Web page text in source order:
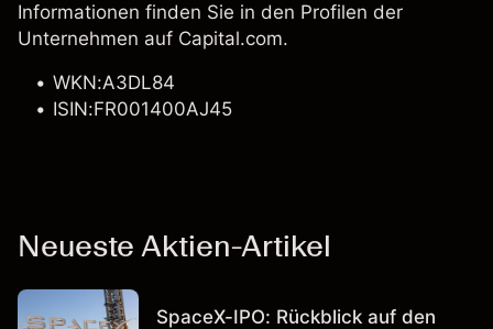
Informationen finden Sie in den Profilen der
Unternehmen auf Capital.com.
WKN:A3DL84
ISIN:FR001400AJ45
Neueste Aktien-Artikel
SpaceX-IPO: Rückblick auf den